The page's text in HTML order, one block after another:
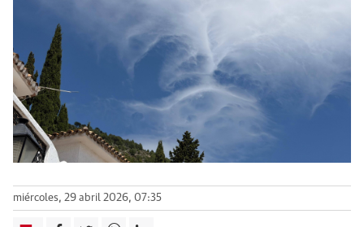
miércoles, 29 abril 2026, 07:35